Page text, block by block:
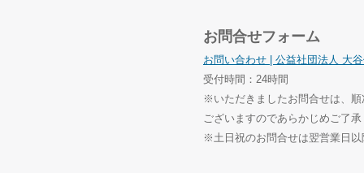
お問合せフォーム
お問い合わせ | 公益社団法人 大
受付時間：24時間
※いただきましたお問合せは、
ございますのであらかじめご了
※土日祝のお問合せは翌営業日